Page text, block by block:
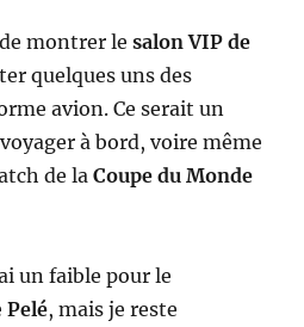
montrer lesalon VIP de
quelques uns des
avion. Ce serait un
à bord, voire même
de laCoupe du Monde
un faible pour le
Pelé, mais je reste